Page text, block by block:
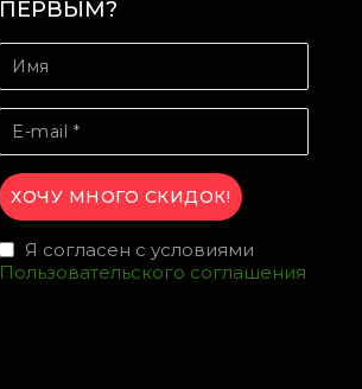
ПЕРВЫМ?
Я согласен с условиями
Пользовательского соглашения